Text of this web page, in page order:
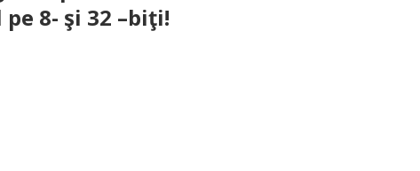
8- şi 32 –biţi!